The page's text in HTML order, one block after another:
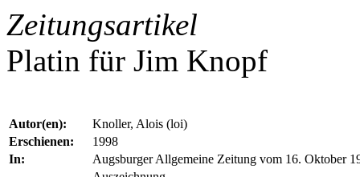
Zeitungsartikel
Platin für Jim Knopf
Autor(en):
Knoller, Alois (loi)
Erschienen:
1998
In:
Augsburger Allgemeine Zeitung vom 16. Oktober